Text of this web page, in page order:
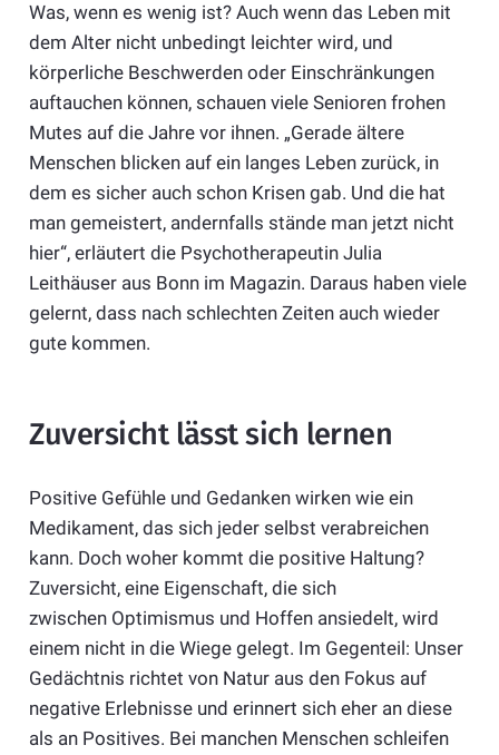
Was, wenn es wenig ist? Auch wenn das Leben mit
dem Alter nicht unbedingt leichter wird, und
körperliche Beschwerden oder Einschränkungen
auftauchen können, schauen viele Senioren frohen
Mutes auf die Jahre vor ihnen. „Gerade ältere
Menschen blicken auf ein langes Leben zurück, in
dem es sicher auch schon Krisen gab. Und die hat
man gemeistert, andernfalls stände man jetzt nicht
hier“, erläutert die Psychotherapeutin Julia
Leithäuser aus Bonn im Magazin. Daraus haben viele
gelernt, dass nach schlechten Zeiten auch wieder
gute kommen.
Zuversicht lässt sich lernen
Positive Gefühle und Gedanken wirken wie ein
Medikament, das sich jeder selbst verabreichen
kann. Doch woher kommt die positive Haltung?
Zuversicht, eine Eigenschaft, die sich
zwischen Optimismus und Hoffen ansiedelt, wird
einem nicht in die Wiege gelegt. Im Gegenteil: Unser
Gedächtnis richtet von Natur aus den Fokus auf
negative Erlebnisse und erinnert sich eher an diese
als an Positives. Bei manchen Menschen schleifen